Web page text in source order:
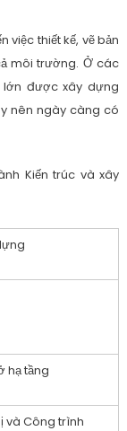
việc thiết kế, vẽ bản
môi trường. Ở các
được xây dựng
nên ngày càng có
Kiến trúc và xây
hạ tầng
và Công trình